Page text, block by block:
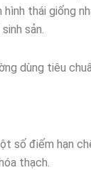
thái giống
sản.
dùng tiêu
số điếm hạn
thạch.